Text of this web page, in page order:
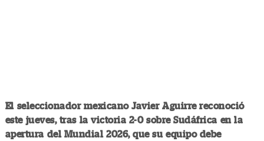
El seleccionador mexicano Javier Aguirre reconoció
este jueves, tras la victoria 2-0 sobre Sudáfrica en la
apertura del Mundial 2026, que su equipo debe